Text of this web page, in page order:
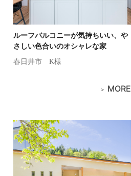
ルーフバルコニーが気持ちいい、や
さしい色合いのオシャレな家
春日井市 K様
MORE